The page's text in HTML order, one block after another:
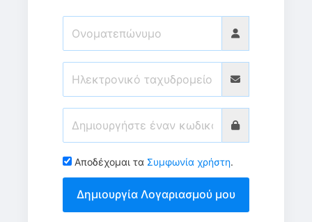
Αποδέχομαι τα Συμφωνία χρήστη.
Δημιουργία Λογαριασμού μου